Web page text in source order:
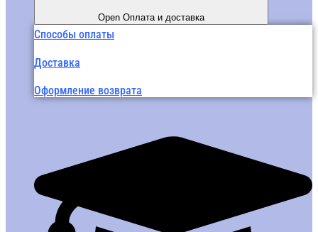
Open Оплата и доставка
Способы оплаты
Доставка
Оформление возврата